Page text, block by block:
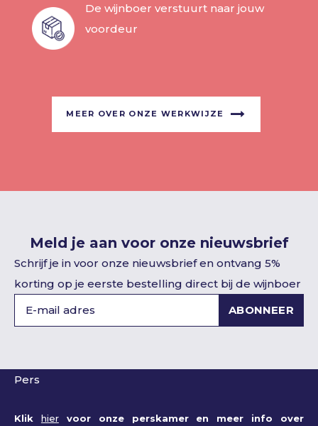
De wijnboer verstuurt naar jouw
voordeur
MEER OVER ONZE WERKWIJZE
Meld je aan voor onze nieuwsbrief
Schrijf je in voor onze nieuwsbrief en ontvang 5%
korting op je eerste bestelling direct bij de wijnboer
ABONNEER
Pers
Klik hiervoor onze perskamer en meer info over